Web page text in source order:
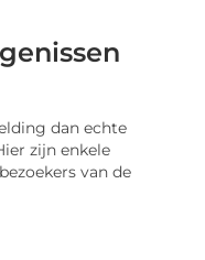
dan echte
zijn enkele
van de